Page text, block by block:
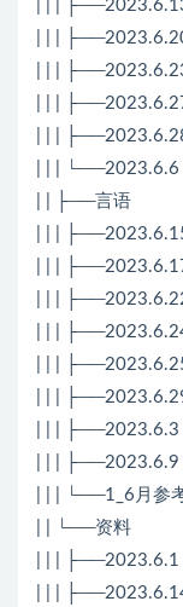
| | |
| | |
| | |
| | |
| | |
| | | └──2023.6.6
| | ├──言语
| | |
| | |
| | |
| | |
| | |
| | |
| | | ├──2023.6.3
| | | ├──2023.6.9
| | | └──1_6月参
| | └──资料
| | | ├──2023.6.1
| | |